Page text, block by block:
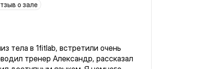
о зале
тела в 1fitlab, встретили очень
тренер Александр, рассказал